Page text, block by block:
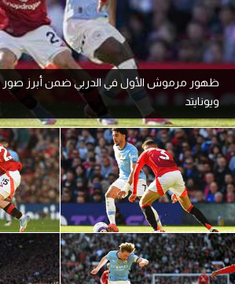
آراء حرة
ركن الألعاب
بطولات
أمريكا 2026
الدوري المصري
الدوري الإنجليزي الممتاز
الدوري الإسباني
الدوري الإيطالي
ظهور مرموش الأول في الدربي ضمن أبرز
ويونايتد